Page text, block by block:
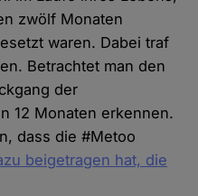
zwölf Monaten
waren. Dabei traf
Betrachtet man den
der
12 Monaten erkennen.
dass die #Metoo
beigetragen hat, die